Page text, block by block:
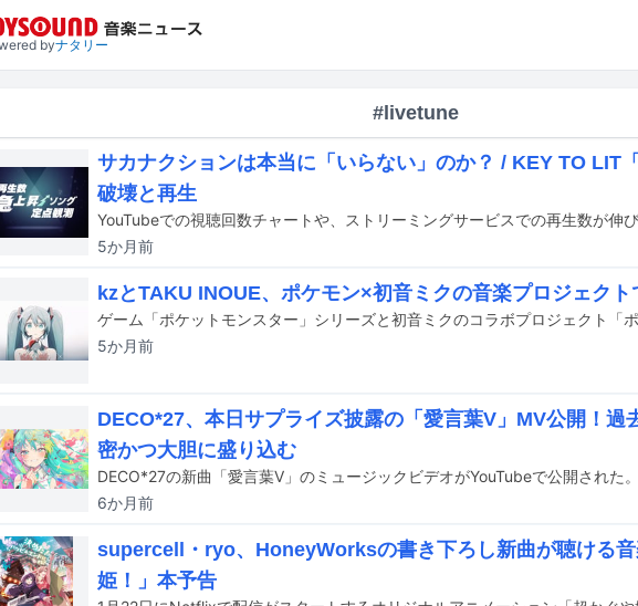
byナタリー
#livetune
サカナクションは本当に「いらない」のか？ / KEY TO LIT
破壊と再生
5か月前
kzとTAKU INOUE、ポケモン×初音ミクの音楽プロジェクト
5か月前
DECO*27、本日サプライズ披露の「愛言葉V」MV公開！過
密かつ大胆に盛り込む
DECO*27の新曲「愛言葉V」のミュージックビデオがYouTubeで公開された。
6か月前
supercell・ryo、HoneyWorksの書き下ろし新曲が聴ける
姫！」本予告